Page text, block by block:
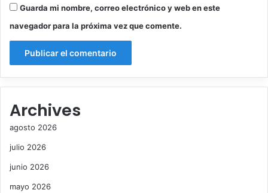
Guarda mi nombre, correo electrónico y web en este
navegador para la próxima vez que comente.
Archives
agosto 2026
julio 2026
junio 2026
mayo 2026